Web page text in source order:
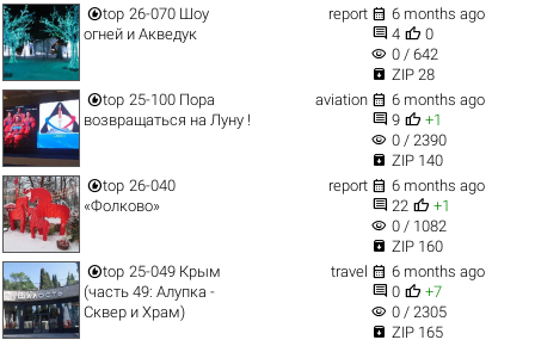
top 26-070 Шоу
огней и Акведук
report  6 months ago
 4  0
visibility 0 / 642
 ZIP 28
top 25-100 Пора
возвращаться на Луну !
aviation  6 months ago
 9  +1
visibility 0 / 2390
 ZIP 140
top 26-040
«Фолково»
report  6 months ago
 22  +1
visibility 0 / 1082
 ZIP 160
top 25-049 Крым
(часть 49: Алупка -
Сквер и Храм)
travel  6 months ago
 0  +7
visibility 0 / 2305
 ZIP 165